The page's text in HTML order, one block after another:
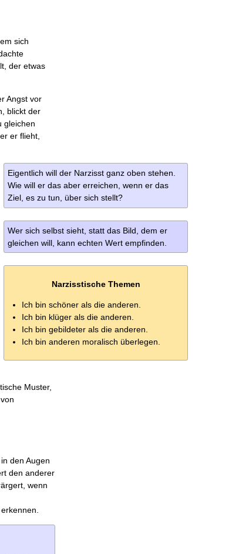
sich
der etwas
Angst vor
blickt der
gleichen
er flieht,
Eigentlich will der Narzisst ganz oben stehen.
Wie will er das aber erreichen, wenn er das
Ziel, es zu tun, über sich stellt?
Wer sich selbst sieht, statt das Bild, dem er
gleichen will, kann echten Wert empfinden.
Narzisstische Themen
Ich bin schöner als die anderen.
Ich bin klüger als die anderen.
Ich bin gebildeter als die anderen.
Ich bin anderen moralisch überlegen.
Muster,
den Augen
den anderer
wenn